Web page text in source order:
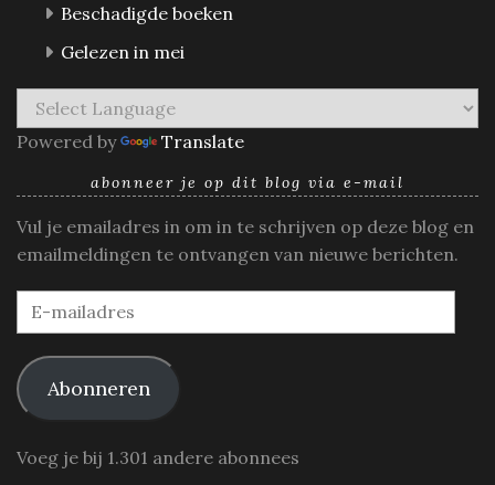
Beschadigde boeken
Gelezen in mei
Powered by Translate
abonneer je op dit blog via e-mail
Vul je emailadres in om in te schrijven op deze blog en
emailmeldingen te ontvangen van nieuwe berichten.
E-
mailadres
Abonneren
Voeg je bij 1.301 andere abonnees